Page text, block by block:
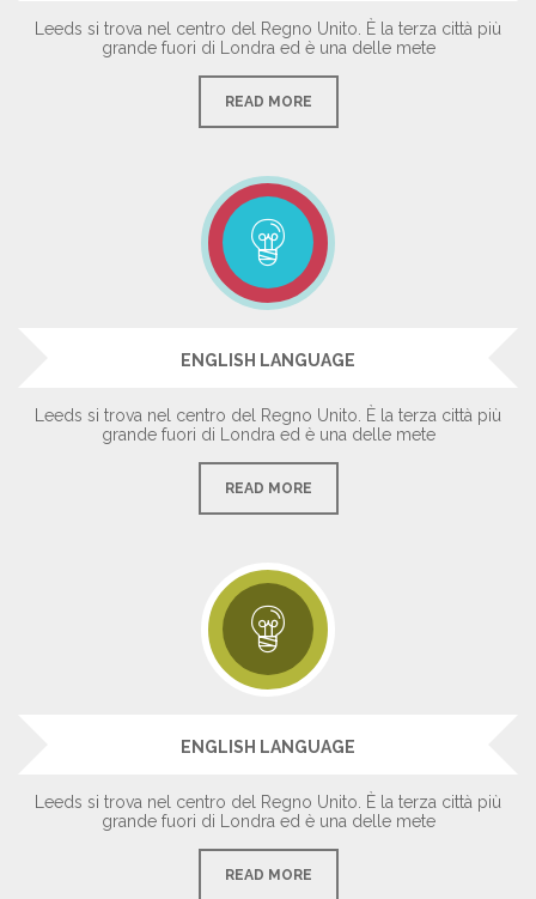
Leeds si trova nel centro del Regno Unito. È la terza città più
grande fuori di Londra ed è una delle mete
READ MORE
ENGLISH LANGUAGE
Leeds si trova nel centro del Regno Unito. È la terza città più
grande fuori di Londra ed è una delle mete
READ MORE
ENGLISH LANGUAGE
Leeds si trova nel centro del Regno Unito. È la terza città più
grande fuori di Londra ed è una delle mete
READ MORE